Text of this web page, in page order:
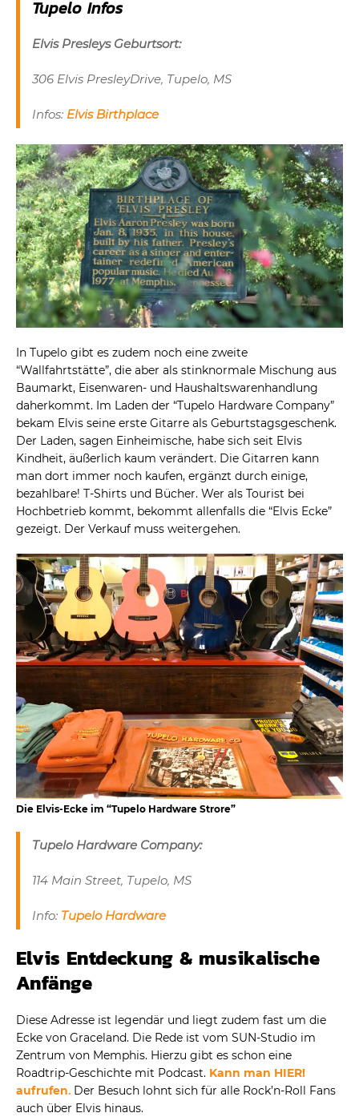
Tupelo Infos
Elvis Presleys Geburtsort:
306 Elvis PresleyDrive, Tupelo, MS
Infos: Elvis Birthplace
In Tupelo gibt es zudem noch eine zweite
“Wallfahrtstätte”, die aber als stinknormale Mischung aus
Baumarkt, Eisenwaren- und Haushaltswarenhandlung
daherkommt. Im Laden der “Tupelo Hardware Company”
bekam Elvis seine erste Gitarre als Geburtstagsgeschenk.
Der Laden, sagen Einheimische, habe sich seit Elvis
Kindheit, äußerlich kaum verändert. Die Gitarren kann
man dort immer noch kaufen, ergänzt durch einige,
bezahlbare! T-Shirts und Bücher. Wer als Tourist bei
Hochbetrieb kommt, bekommt allenfalls die “Elvis Ecke”
gezeigt. Der Verkauf muss weitergehen.
Die Elvis-Ecke im “Tupelo Hardware Strore”
Tupelo Hardware Company:
114 Main Street, Tupelo, MS
Info: Tupelo Hardware
Elvis Entdeckung & musikalische
Anfänge
Diese Adresse ist legendär und liegt zudem fast um die
Ecke von Graceland. Die Rede ist vom SUN-Studio im
Zentrum von Memphis. Hierzu gibt es schon eine
Roadtrip-Geschichte mit Podcast. Kann man HIER!
aufrufen. Der Besuch lohnt sich für alle Rock’n-Roll Fans
auch über Elvis hinaus.